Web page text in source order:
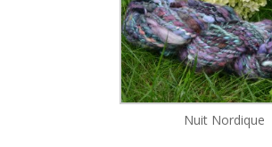
Nuit Nordique